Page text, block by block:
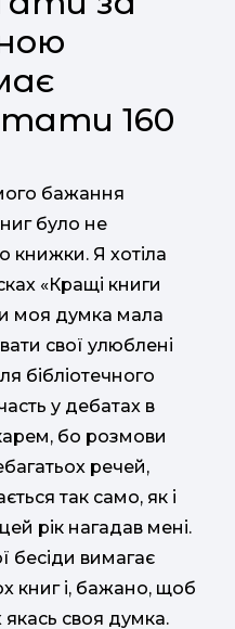
160
бажання
було не
книжки. Я хотіла
«Кращі книги
моя думка мала
свої улюблені
бібліотечного
у дебатах в
бо розмови
речей,
так само, як і
рік нагадав мені.
бесіди вимагає
книг і, бажано, щоб
якась своя думка.